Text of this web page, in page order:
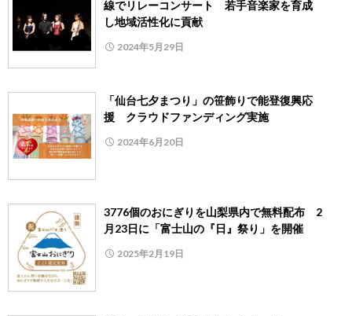
線でリレーコンサート 若手音楽家を育成
し地域活性化に貢献
2024年5月29日
「仙台七夕まつり」の笹飾りで能登復興応
援 クラウドファンディング実施
2024年6月20日
3776個のおにぎりを山梨県内で無料配布 2
月23日に「富士山の『日』祭り」を開催
2025年2月19日